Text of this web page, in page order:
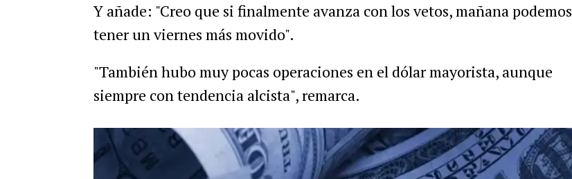
Y añade: "Creo que si finalmente avanza con los vetos, mañana podemos
tener un viernes más movido".
"También hubo muy pocas operaciones en el dólar mayorista, aunque
siempre con tendencia alcista", remarca.